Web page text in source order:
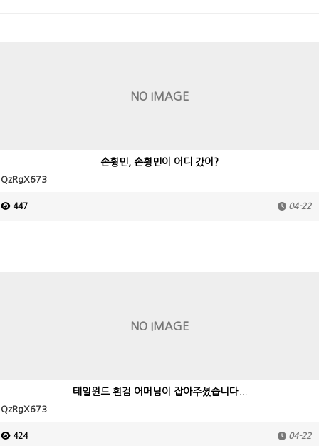
NO IMAGE
손휭민, 손휭민이 어디 갔어?
QzRgX673
447 04-22
NO IMAGE
테일윈드 흰검 어머님이 잡아주셨습니다...
QzRgX673
424 04-22